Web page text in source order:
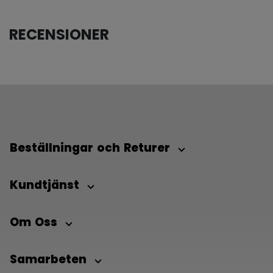
RECENSIONER
Beställningar och Returer
Kundtjänst
Om Oss
Samarbeten